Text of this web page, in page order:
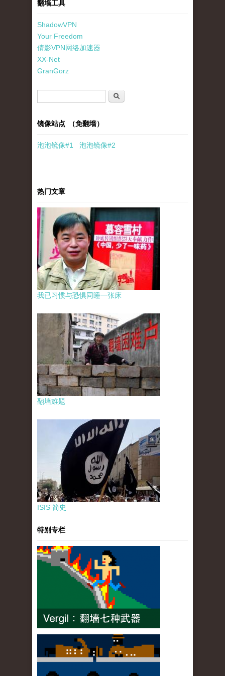
翻墙工具
ShadowVPN
Your Freedom
倩影VPN网络加速器
XX-Net
GranGorz
搜索
镜像站点 （免翻墙）
泡泡镜像#1 泡泡镜像#2
热门文章
我已习惯与恐惧同睡一张床
翻墙难题
ISIS 简史
特别专栏